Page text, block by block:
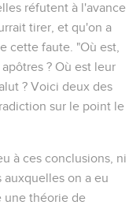
réfutent à l'avance
tirer, et qu'on a
cette faute. "Où est,
? Où est leur
? Voici deux des
sur le point le
à ces conclusions, ni
auxquelles on a eu
une théorie de